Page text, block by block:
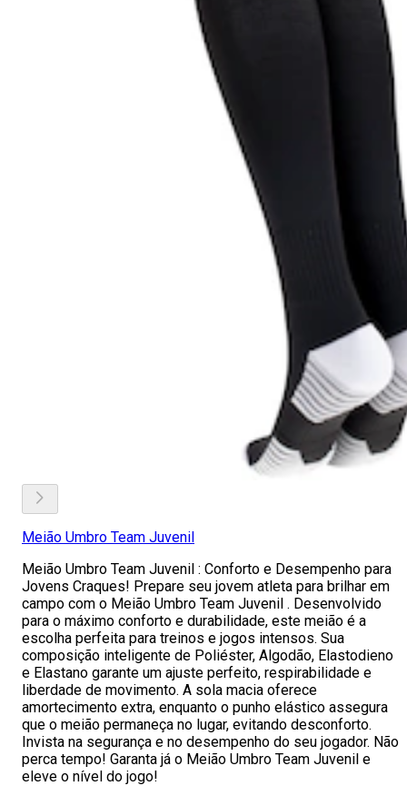
Meião Umbro Team Juvenil
Meião Umbro Team Juvenil : Conforto e Desempenho para
Jovens Craques! Prepare seu jovem atleta para brilhar em
campo com o Meião Umbro Team Juvenil . Desenvolvido
para o máximo conforto e durabilidade, este meião é a
escolha perfeita para treinos e jogos intensos. Sua
composição inteligente de Poliéster, Algodão, Elastodieno
e Elastano garante um ajuste perfeito, respirabilidade e
liberdade de movimento. A sola macia oferece
amortecimento extra, enquanto o punho elástico assegura
que o meião permaneça no lugar, evitando desconforto.
Invista na segurança e no desempenho do seu jogador. Não
perca tempo! Garanta já o Meião Umbro Team Juvenil e
eleve o nível do jogo!